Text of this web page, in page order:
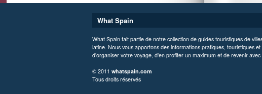
What Spain
What Spain fait partie de notre collection de guides touristiques de
latine. Nous vous apportons des informations pratiques, touristiques
d'organiser votre voyage, d'en profiter un maximum et de revenir
© 2011 whatspain.com
Tous droits réservés